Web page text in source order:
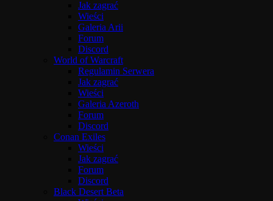
Jak zagrać
Wieści
Galeria Arii
Forum
Discord
World of Warcraft
Regulamin Serwera
Jak zagrać
Wieści
Galeria Azeroth
Forum
Discord
Conan Exiles
Wieści
Jak zagrać
Forum
Discord
Black Desert Beta